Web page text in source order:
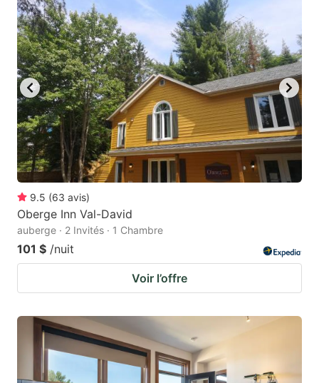
9.5 (63 avis)
Oberge Inn Val-David
auberge · 2 Invités · 1 Chambre
101 $ /nuit
Voir l’offre